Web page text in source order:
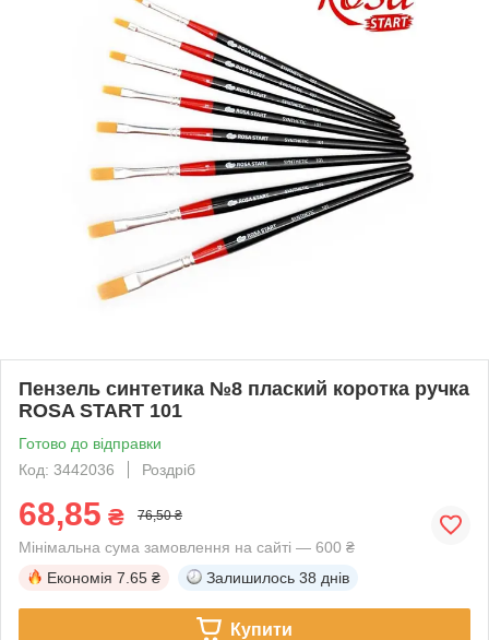
Пензель синтетика №8 плаский коротка ручка
ROSA START 101
Готово до відправки
Код: 3442036
Роздріб
68,85 ₴ 76,50 ₴
Мінімальна сума замовлення на сайті — 600 ₴
Економія 7.65 ₴ Залишилось 38 днів
Купити